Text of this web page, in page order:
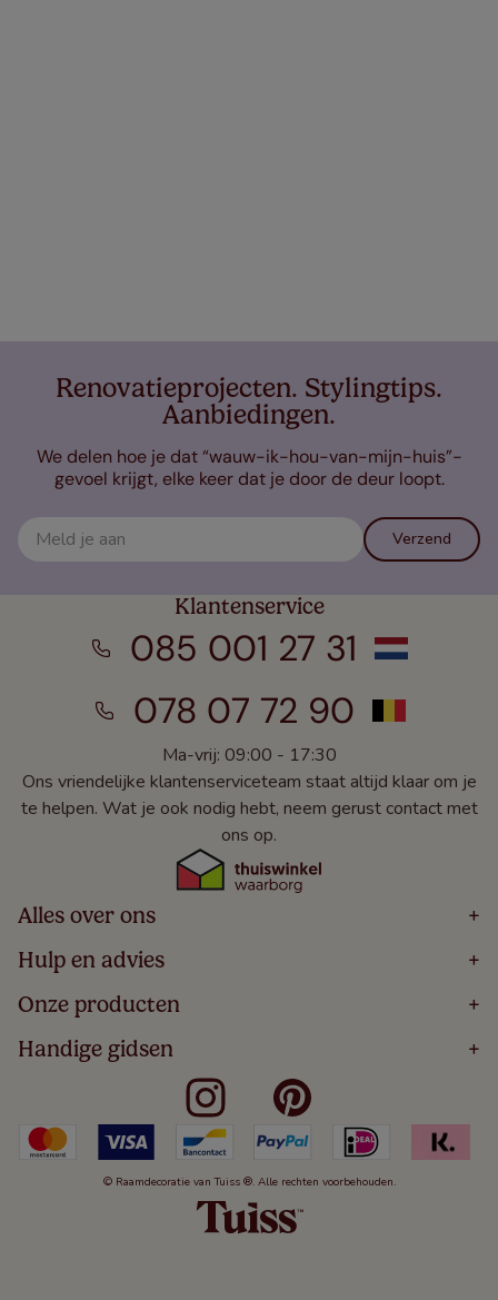
Renovatieprojecten. Stylingtips.
Aanbiedingen.
We delen hoe je dat “wauw-ik-hou-van-mijn-huis”-
gevoel krijgt, elke keer dat je door de deur loopt.
Verzend
Klantenservice
085 001 27 31
078 07 72 90
Ma-vrij: 09:00 - 17:30
Ons vriendelijke klantenserviceteam staat altijd klaar om je
te helpen. Wat je ook nodig hebt, neem gerust contact met
ons op.
Alles over ons +
Home
Over
Bestellen
Winacties
Veelgestelde Vragen
Hulp en advies +
Volg Je Bestelling
Levering
5 Jaar Garantie
Algemene Voorwaarden
Kindveiligheid
Cookies
Herroepingsrecht
Onze producten +
Houten Jaloezieën
Rolgordijnen
Verticale Jaloezieën
Duo Rolgordijnen
Duo Plisségordijnen
Handige gidsen +
Meten Voor Raamdecoratie
Badkamer Raamdecoratie
Slaapkamer Raamdecoratie
Keuken Raamdecoratie
De Jaloezieën Gids
Jaloezieënwoordenboek
© Raamdecoratie van Tuiss ®. Alle rechten voorbehouden.